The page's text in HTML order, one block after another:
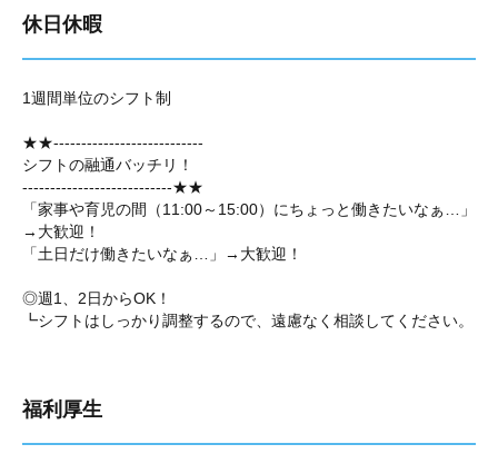
休日休暇
1週間単位のシフト制
★★---------------------------
シフトの融通バッチリ！
---------------------------★★
「家事や育児の間（11:00～15:00）にちょっと働きたいなぁ…」
→大歓迎！
「土日だけ働きたいなぁ…」→大歓迎！
◎週1、2日からOK！
┗シフトはしっかり調整するので、遠慮なく相談してください。
福利厚生